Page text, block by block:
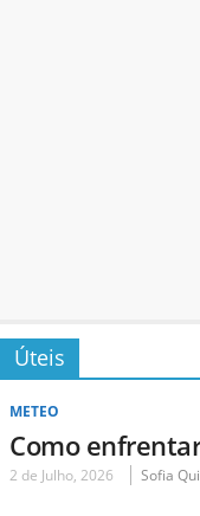
Úteis
METEO
Como
2 de Julho, 2026 Sofia